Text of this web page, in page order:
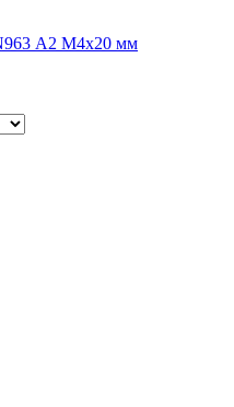
А2 М4х20 мм